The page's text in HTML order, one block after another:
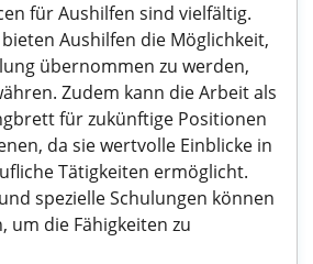
für Aushilfen sind vielfältig.
Aushilfen die Möglichkeit,
übernommen zu werden,
Zudem kann die Arbeit als
für zukünftige Positionen
da sie wertvolle Einblicke in
Tätigkeiten ermöglicht.
spezielle Schulungen können
um die Fähigkeiten zu